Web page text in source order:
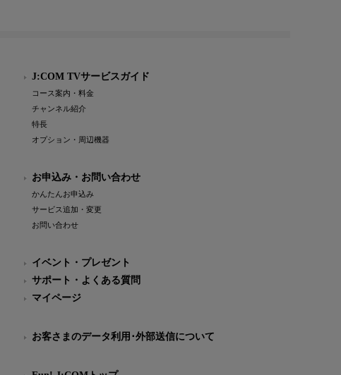
J:COM TVサービスガイド
コース案内・料金
チャンネル紹介
特長
オプション・周辺機器
お申込み・お問い合わせ
かんたんお申込み
サービス追加・変更
お問い合わせ
イベント・プレゼント
サポート・よくある質問
マイページ
お客さまのデータ利用･外部送信について